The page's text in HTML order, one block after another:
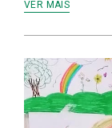
VER MAIS